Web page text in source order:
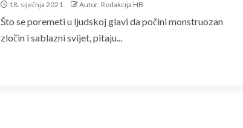
18. siječnja 2021. Autor: Redakcija HB
Što se poremeti u ljudskoj glavi da počini monstruozan
zločin i sablazni svijet, pitaju...